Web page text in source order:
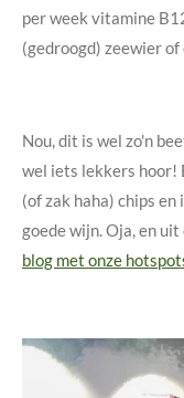
per week vitamine
(gedroogd) zeewier
Nou, dit is wel zo'n
wel iets lekkers hoor!
(of zak haha) chips
goede wijn. Oja, en
blog met onze